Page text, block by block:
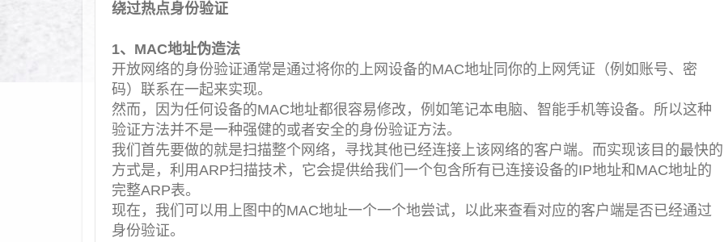
绕过热点身份验证
1、MAC地址伪造法
开放网络的身份验证通常是通过将你的上网设备的MAC地址同你的上网凭证（例如账号、密
码）联系在一起来实现。
然而，因为任何设备的MAC地址都很容易修改，例如笔记本电脑、智能手机等设备。所以这种
验证方法并不是一种强健的或者安全的身份验证方法。
我们首先要做的就是扫描整个网络，寻找其他已经连接上该网络的客户端。而实现该目的最快的
方式是，利用ARP扫描技术，它会提供给我们一个包含所有已连接设备的IP地址和MAC地址的
完整ARP表。
现在，我们可以用上图中的MAC地址一个一个地尝试，以此来查看对应的客户端是否已经通过
身份验证。